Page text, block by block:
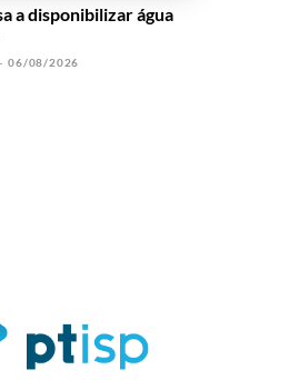
a disponibilizar água
- 06/08/2026